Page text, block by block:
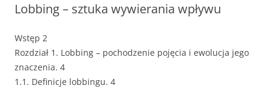
Lobbing – sztuka wywierania wpływu
Wstęp 2
Rozdział 1. Lobbing – pochodzenie pojęcia i ewolucja jego
znaczenia. 4
1.1. Definicje lobbingu. 4